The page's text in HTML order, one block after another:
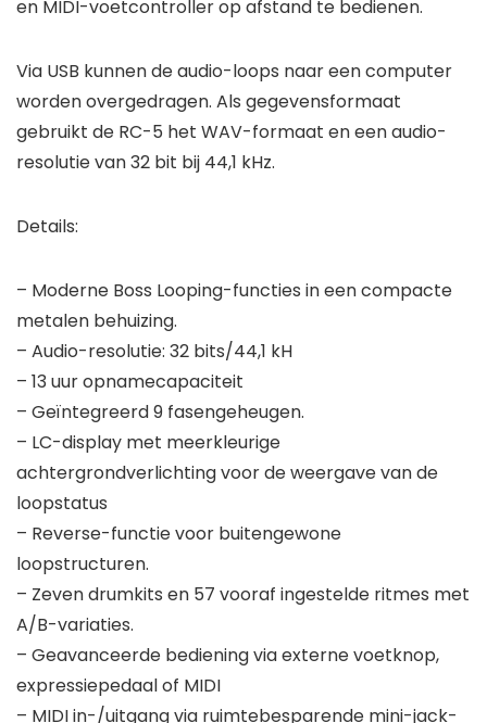
en MIDI-voetcontroller op afstand te bedienen.
Via USB kunnen de audio-loops naar een computer
worden overgedragen. Als gegevensformaat
gebruikt de RC-5 het WAV-formaat en een audio-
resolutie van 32 bit bij 44,1 kHz.
Details:
– Moderne Boss Looping-functies in een compacte
metalen behuizing.
– Audio-resolutie: 32 bits/44,1 kH
– 13 uur opnamecapaciteit
– Geïntegreerd 9 fasengeheugen.
– LC-display met meerkleurige
achtergrondverlichting voor de weergave van de
loopstatus
– Reverse-functie voor buitengewone
loopstructuren.
– Zeven drumkits en 57 vooraf ingestelde ritmes met
A/B-variaties.
– Geavanceerde bediening via externe voetknop,
expressiepedaal of MIDI
– MIDI in-/uitgang via ruimtebesparende mini-jack-